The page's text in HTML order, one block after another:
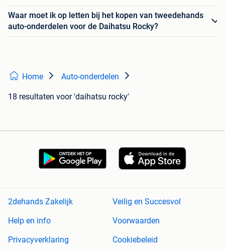
Waar moet ik op letten bij het kopen van tweedehands
auto-onderdelen voor de Daihatsu Rocky?
Home Auto-onderdelen
18 resultaten voor 'daihatsu rocky'
2dehands Zakelijk
Veilig en Succesvol
Help en info
Voorwaarden
Privacyverklaring
Cookiebeleid